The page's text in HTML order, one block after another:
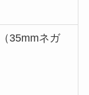
35mmネガ